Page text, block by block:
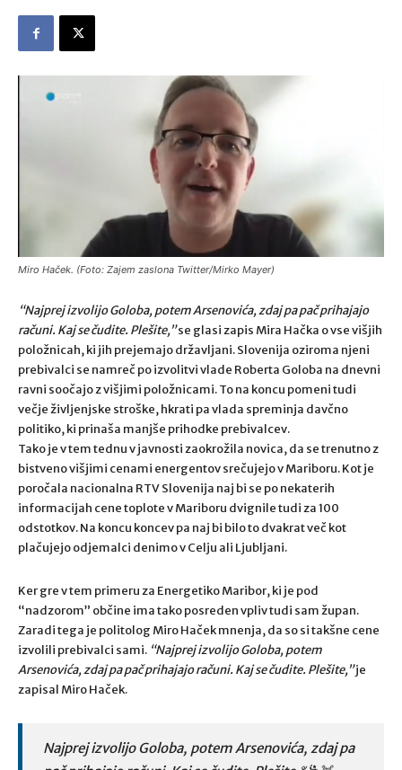
Miro Haček. (Foto: Zajem zaslona Twitter/Mirko Mayer)
“Najprej izvolijo Goloba, potem Arsenovića, zdaj pa pač prihajajo
računi. Kaj se čudite. Plešite,”se glasi zapis Mira Hačka o vse višjih
položnicah, ki jih prejemajo državljani. Slovenija oziroma njeni
prebivalci se namreč po izvolitvi vlade Roberta Goloba na dnevni
ravni soočajo z višjimi položnicami. To na koncu pomeni tudi
večje življenjske stroške, hkrati pa vlada spreminja davčno
politiko, ki prinaša manjše prihodke prebivalcev.
Tako je v tem tednu v javnosti zaokrožila novica, da se trenutno z
bistveno višjimi cenami energentov srečujejo v Mariboru. Kot je
poročala nacionalna RTV Slovenija naj bi se po nekaterih
informacijah cene toplote v Mariboru dvignile tudi za 100
odstotkov. Na koncu koncev pa naj bi bilo to dvakrat več kot
plačujejo odjemalci denimo v Celju ali Ljubljani.
Ker gre v tem primeru za Energetiko Maribor, ki je pod
“nadzorom” občine ima tako posreden vpliv tudi sam župan.
Zaradi tega je politolog Miro Haček mnenja, da so si takšne cene
izvolili prebivalci sami. “Najprej izvolijo Goloba, potem
Arsenovića, zdaj pa pač prihajajo računi. Kaj se čudite. Plešite,”je
zapisal Miro Haček.
Najprej izvolijo Goloba, potem Arsenovića, zdaj pa